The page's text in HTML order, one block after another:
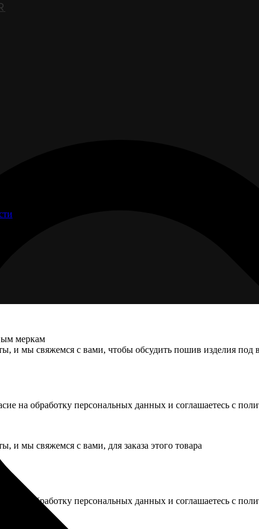
меркам
и мы свяжемся с вами, чтобы обсудить пошив изделия под
на обработку персональных данных и соглашаетесь c
и мы свяжемся с вами, для заказа этого товара
на обработку персональных данных и соглашаетесь c